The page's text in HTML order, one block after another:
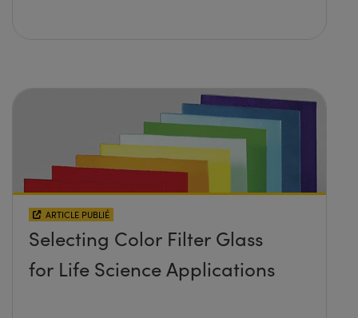
ARTICLE PUBLIÉ
Selecting Color Filter Glass
for Life Science Applications